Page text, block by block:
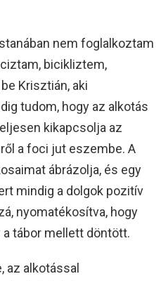
nem foglalkoztam
bicikliztem,
Krisztián, aki
tudom, hogy az alkotás
kikapcsolja az
a foci jut eszembe. A
ábrázolja, és egy
mindig a dolgok pozitív
nyomatékosítva, hogy
a tábor mellett döntött.
az alkotással